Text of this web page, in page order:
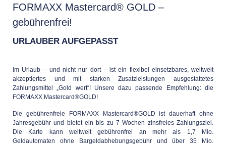
FORMAXX Mastercard® GOLD –
gebührenfrei!
URLAUBER AUFGEPASST
Im Urlaub – und nicht nur dort – ist ein flexibel einsetzbares, weltweit
akzeptiertes und mit starken Zusatzleistungen ausgestattetes
Zahlungsmittel „Gold wert“! Unsere dazu passende Empfehlung: die
FORMAXX Mastercard®GOLD!
Die gebührenfreie FORMAXX Mastercard®GOLD ist dauerhaft ohne
Jahresgebühr und bietet ein bis zu 7 Wochen zinsfreies Zahlungsziel.
Die Karte kann weltweit gebührenfrei an mehr als 1,7 Mio.
Geldautomaten ohne Bargeldabhebungsgebühr und über 35 Mio.